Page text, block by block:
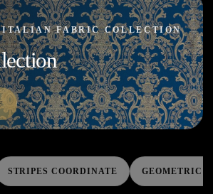
ITALIAN FABRIC COLLECTION
STRIPES COORDINATE GEOMETRIC